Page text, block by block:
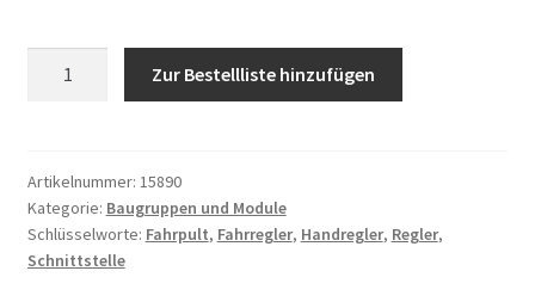
Zur Bestellliste hinzufügen
Artikelnummer: 15890
Kategorie: Baugruppen und Module
Schlüsselworte: Fahrpult, Fahrregler, Handregler, Regler,
Schnittstelle